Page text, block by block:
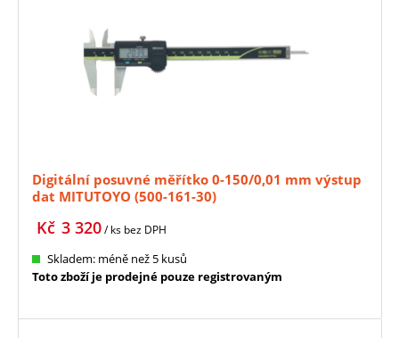
Digitální posuvné měřítko 0-150/0,01 mm výstup
dat MITUTOYO (500-161-30)
3 320
Kč / ks bez DPH
Skladem: méně než 5 kusů
Toto zboží je prodejné pouze registrovaným